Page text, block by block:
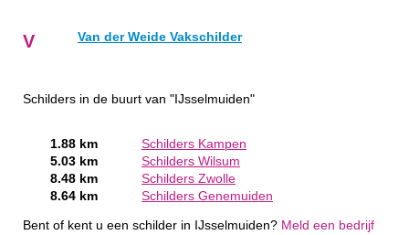
V Van der Weide Vakschilder
Schilders in de buurt van "IJsselmuiden"
1.88 km
Schilders Kampen
5.03 km
Schilders Wilsum
8.48 km
Schilders Zwolle
8.64 km
Schilders Genemuiden
Bent of kent u een schilder in IJsselmuiden? Meld een bedrijf